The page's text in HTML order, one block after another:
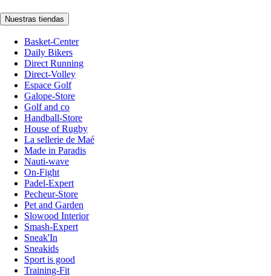
Nuestras tiendas
Basket-Center
Daily Bikers
Direct Running
Direct-Volley
Espace Golf
Galope-Store
Golf and co
Handball-Store
House of Rugby
La sellerie de Maé
Made in Paradis
Nauti-wave
On-Fight
Padel-Expert
Pecheur-Store
Pet and Garden
Slowood Interior
Smash-Expert
Sneak'In
Sneakids
Sport is good
Training-Fit